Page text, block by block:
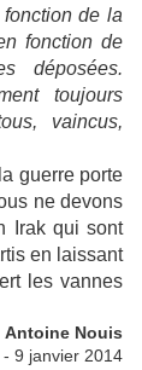
de la
fonction de
déposées.
toujours
vaincus,
guerre porte
ne devons
Irak qui sont
en laissant
les vannes
Antoine Nouis
- 9 janvier 2014